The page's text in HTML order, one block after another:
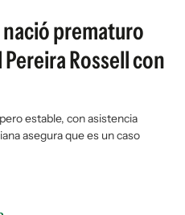
nació prematuro
Rossell con
estable, con asistencia
asegura que es un caso